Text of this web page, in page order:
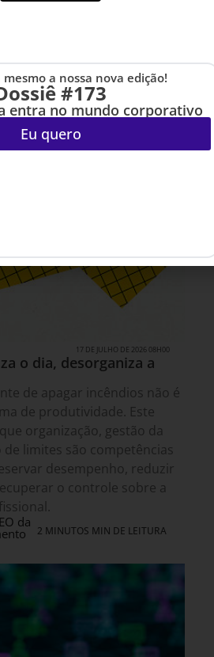
17 DE JULHO DE 2026 08H00
o dia, desorganiza a
de apagar incêndios não é
de produtividade. Este
organização, gestão da
de limites são competências
desempenho, reduzir
o controle sobre a
da
2 MINUTOS MIN DE LEITURA
mesmo a nossa nova edição!
#173
entra no mundo corporativo
Eu quero